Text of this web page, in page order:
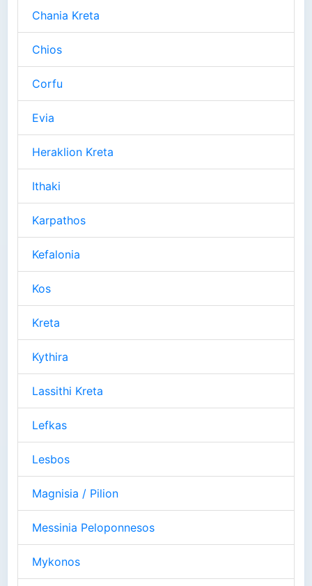
Chania Kreta
Chios
Corfu
Evia
Heraklion Kreta
Ithaki
Karpathos
Kefalonia
Kos
Kreta
Kythira
Lassithi Kreta
Lefkas
Lesbos
Magnisia / Pilion
Messinia Peloponnesos
Mykonos